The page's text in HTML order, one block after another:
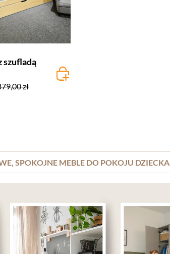
szufladą
zł
SPOKOJNE MEBLE DO POKOJU DZIECKA